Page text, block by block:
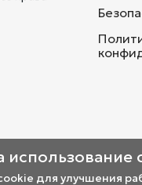
для улучшения